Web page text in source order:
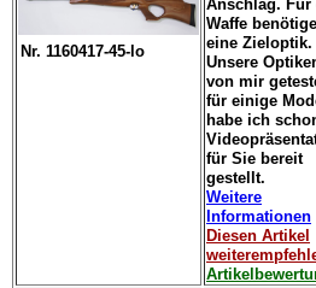
Nr. 1160417-45-lo
Anschlag. Für
Waffe
eine Zieloptik.
Unsere
von mir
für einige
habe ich
für Sie bereit
gestellt.
Weitere
Informationen
Diesen Artikel